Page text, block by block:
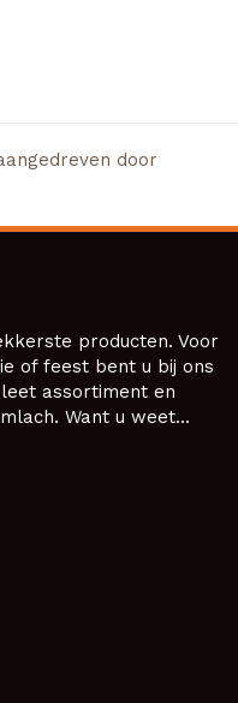
door
producten. Voor
of feest bent u bij ons
assortiment en
Want u weet...